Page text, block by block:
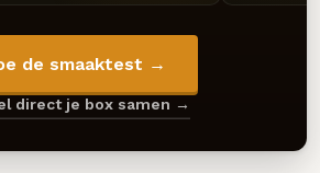
de smaaktest →
direct je box samen →